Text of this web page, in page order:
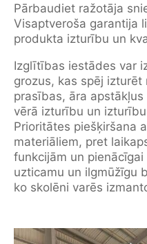
Pārbaudiet ražotāja
Visaptveroša garantija
produkta izturību un
Izglītības iestādes var
grozus, kas spēj izturēt
prasības, āra
vērā izturību un
Prioritātes piešķiršana
materiāliem, pret
funkcijām un
uzticamu un ilgmūžīgu
ko skolēni varēs